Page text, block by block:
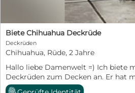
Biete Chihuahua Deckrüde
Deckrüden
Chihuahua, Rüde, 2 Jahre
Hallo liebe Damenwelt =) Ich biete
Deckrüden zum Decken an. Er hat
gedeckt und hat auch kein Problem